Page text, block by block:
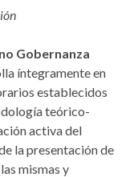
Gobernanza
íntegramente en
establecidos
teórico-
activa del
la presentación de
mismas y